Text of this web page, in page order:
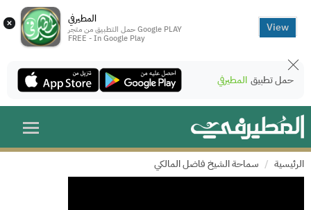
× المطيرفي
حمل التطبيق من متجر Google PLAY
FREE - In Google Play
View
حمل تطبيق المطيرفي
الرئيسية سماحة الشيخ فاضل المالكي